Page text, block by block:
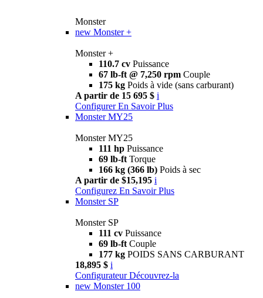
Monster
new Monster +
Monster +
110.7 cv Puissance
67 lb-ft @ 7,250 rpm Couple
175 kg Poids à vide (sans carburant)
A partir de 15 695 $ i
Configurer En Savoir Plus
Monster MY25
Monster MY25
111 hp Puissance
69 lb-ft Torque
166 kg (366 lb) Poids à sec
A partir de $15,195 i
Configurez En Savoir Plus
Monster SP
Monster SP
111 cv Puissance
69 lb-ft Couple
177 kg POIDS SANS CARBURANT
18,895 $ i
Configurateur Découvrez-la
new Monster 100